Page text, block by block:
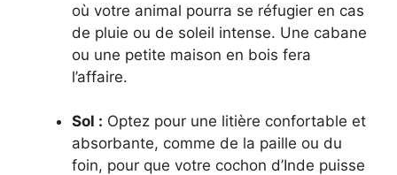
où votre animal pourra se réfugier en cas
de pluie ou de soleil intense. Une cabane
ou une petite maison en bois fera
l’affaire.
Sol : Optez pour une litière confortable et
absorbante, comme de la paille ou du
foin, pour que votre cochon d’Inde puisse